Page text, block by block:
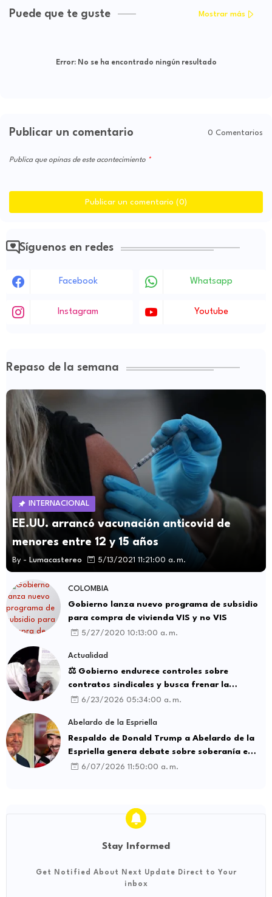
Puede que te guste Mostrar más
Error:No se ha encontrado ningún resultado
Publicar un comentario 0 Comentarios
Publica que opinas de este acontecimiento
Publicar un comentario (0)
Síguenos en redes
Facebook Whatsapp
Instagram Youtube
Repaso de la semana
INTERNACIONAL
EE.UU. arrancó vacunación anticovid de
menores entre 12 y 15 años
By - Lumacastereo 5/13/2021 11:21:00 a. m.
COLOMBIA
Gobierno lanza nuevo programa de subsidio
para compra de vivienda VIS y no VIS
5/27/2020 10:13:00 a. m.
Actualidad
⚖️ Gobierno endurece controles sobre
contratos sindicales y busca frenar la
intermediación laboral ilegal
6/23/2026 05:34:00 a. m.
Abelardo de la Espriella
Respaldo de Donald Trump a Abelardo de la
Espriella genera debate sobre soberanía e
influencia internacional
6/07/2026 11:50:00 a. m.
Stay Informed
Get Notified About Next Update Direct to Your
inbox